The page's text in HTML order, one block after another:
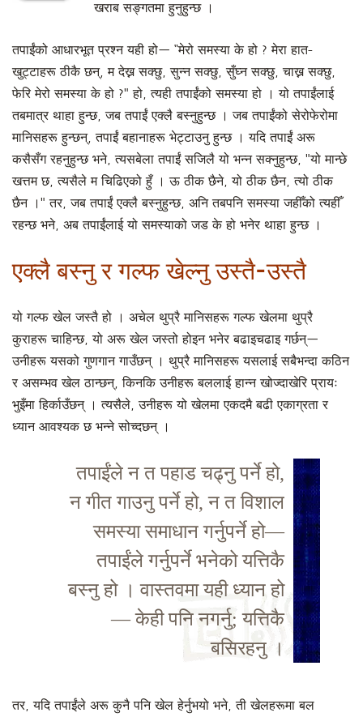
खराब सङ्गतमा हुनुहुन्छ ।
तपाईंको आधारभूत प्रश्न यही हो— “मेरो समस्या के हो ? मेरा हात-
खुट्टाहरू ठीकै छन्, म देख्न सक्छु, सुन्न सक्छु, सुँघ्न सक्छु, चाख्न सक्छु,
फेरि मेरो समस्या के हो ?" हो, त्यही तपाईंको समस्या हो । यो तपाईंलाई
तबमात्र थाहा हुन्छ, जब तपाईं एक्लै बस्नुहुन्छ । जब तपाईंको सेरोफेरोमा
मानिसहरू हुन्छन्, तपाईं बहानाहरू भेट्टाउनु हुन्छ । यदि तपाईं अरू
कसैसँग रहनुहुन्छ भने, त्यसबेला तपाईं सजिलै यो भन्न सक्नुहुन्छ, "यो मान्छे
खत्तम छ, त्यसैले म चिढिएको हुँ । ऊ ठीक छैने, यो ठीक छैन, त्यो ठीक
छैन ।" तर, जब तपाईं एक्लै बस्नुहुन्छ, अनि तबपनि समस्या जहीँको त्यहीँ
रहन्छ भने, अब तपाईंलाई यो समस्याको जड के हो भनेर थाहा हुन्छ ।
एक्लै बस्नु र गल्फ खेल्नु उस्तै-उस्तै
यो गल्फ खेल जस्तै हो । अचेल थुप्रै मानिसहरू गल्फ खेलमा थुप्रै
कुराहरू चाहिन्छ, यो अरू खेल जस्तो होइन भनेर बढाइचढाइ गर्छन्—
उनीहरू यसको गुणगान गाउँछन् । थुप्रै मानिसहरू यसलाई सबैभन्दा कठिन
र असम्भव खेल ठान्छन्, किनकि उनीहरू बललाई हान्न खोज्दाखेरि प्रायः
भुइँमा हिर्काउँछन् । त्यसैले, उनीहरू यो खेलमा एकदमै बढी एकाग्रता र
ध्यान आवश्यक छ भन्ने सोच्दछन् ।
तपाईंले न त पहाड चढ्नु पर्ने हो,
न गीत गाउनु पर्ने हो, न त विशाल
समस्या समाधान गर्नुपर्ने हो—
तपाईंले गर्नुपर्ने भनेको यत्तिकै
बस्नु हो । वास्तवमा यही ध्यान हो
— केही पनि नगर्नु; यत्तिकै
बसिरहनु ।
तर, यदि तपाईंले अरू कुनै पनि खेल हेर्नुभयो भने, ती खेलहरूमा बल